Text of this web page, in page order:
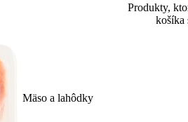
Mäso a lahôdky
Produkty,
košíka